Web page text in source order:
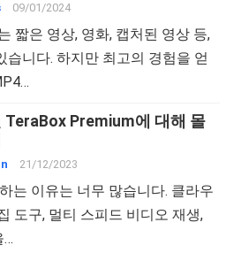
09/01/2024
짧은 영상, 영화, 캡처된 영상 등,
습니다. 하지만 최고의 경험을 얻
TeraBox Premium에 대해 몰
21/12/2023
는 이유는 너무 많습니다. 클라우
도구, 멀티 스피드 비디오 재생,
…